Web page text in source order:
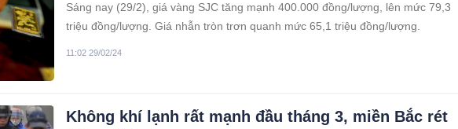
Sáng nay (29/2), giá vàng SJC tăng mạnh 400.000 đồng/lượng, lên mức 79,3
triệu đồng/lượng. Giá nhẫn tròn trơn quanh mức 65,1 triệu đồng/lượng.
11:02 29/02/24
Không khí lạnh rất mạnh đầu tháng 3, miền Bắc rét